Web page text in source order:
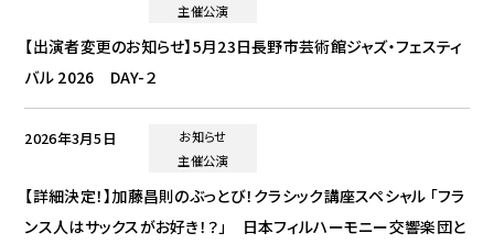
主催公演
【出演者変更のお知らせ】5月23日長野市芸術館ジャズ・フェスティ
バル 2026 DAY-２
2026年3月5日
お知らせ
主催公演
【詳細決定！】加藤昌則のぶっとび！クラシック講座スペシャル 「フラ
ンス人はサックスがお好き！？」 日本フィルハーモニー交響楽団と